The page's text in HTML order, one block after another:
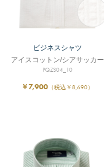
ビジネスシャツ
アイスコットン/シアサッカー
PQZS04_10
￥7,900 （税込￥8,690）